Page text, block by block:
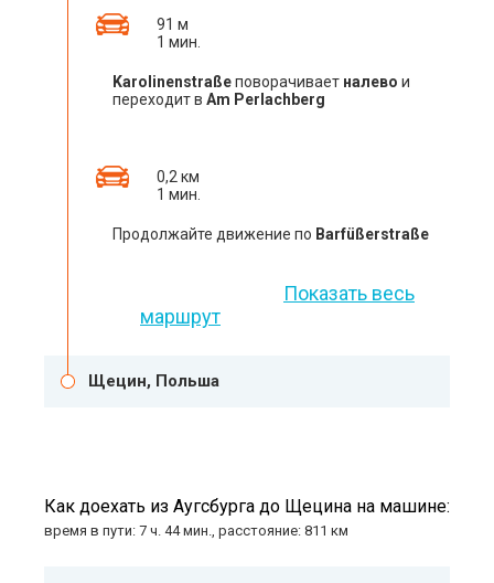
91 м
1 мин.
Karolinenstraßeповорачивает налево и
переходит в Am Perlachberg
0,2 км
1 мин.
Продолжайте движение по Barfüßerstraße
Показать весь
маршрут
Щецин, Польша
Как доехать из Аугсбурга до Щецина на машине:
время в пути: 7 ч. 44 мин., расстояние: 811 км